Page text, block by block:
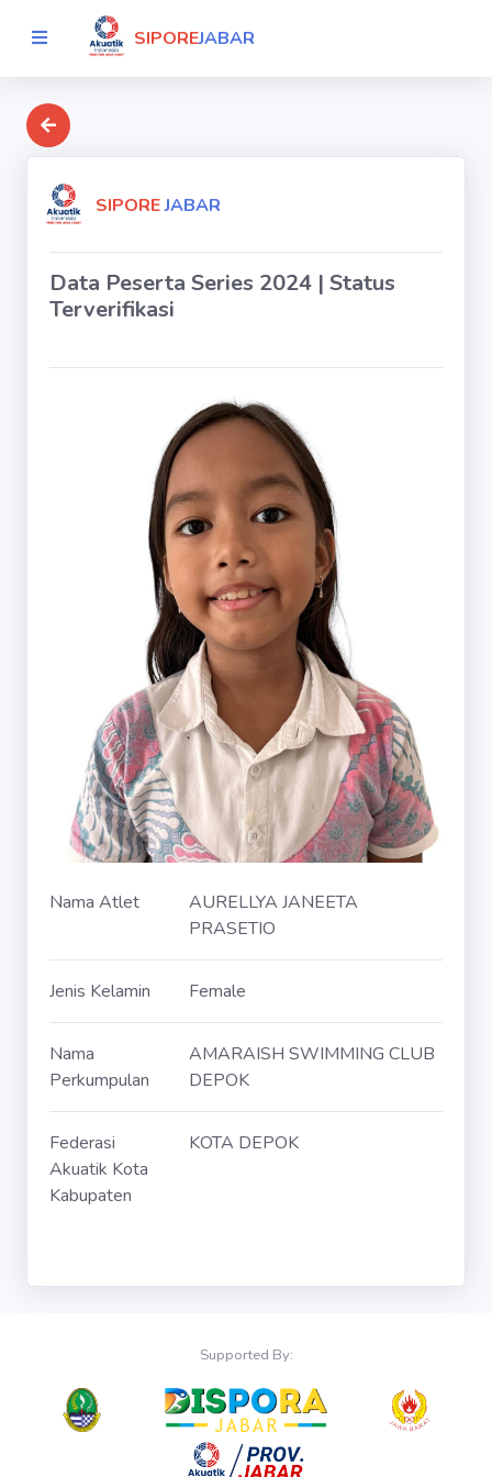
SIPOREJABAR
SIPOREJABAR
Data Peserta Series 2024 | Status
Terverifikasi
Nama Atlet
AURELLYA JANEETA
PRASETIO
Jenis Kelamin Female
Nama
Perkumpulan
AMARAISH SWIMMING CLUB
DEPOK
Federasi
Akuatik Kota
Kabupaten
KOTA DEPOK
Supported By: